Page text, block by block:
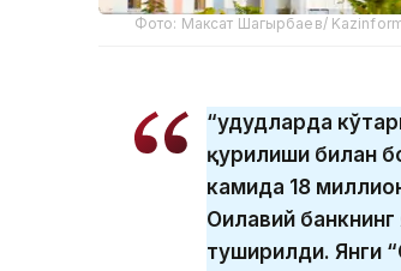
Фото: Максат Шагырбаев/
“Ҳудудларда
қурилиши билан
камида 18
Оилавий
туширилди. Янги